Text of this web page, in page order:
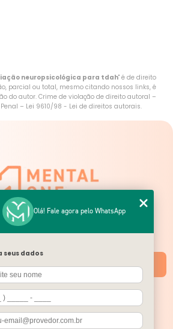
neuropsicológica para tdah" é de direito
parcial ou total, mesmo citando nossos links, é
do autor. Crime de violação de direito autoral –
– Lei 9610/98 - Lei de direitos autorais.
de todas as idades, presencialmente e online,
serviços, atendimentos e atividades.
Unidades
SIGA-NOS
Olá! Fale agora pelo WhatsApp
seus dados